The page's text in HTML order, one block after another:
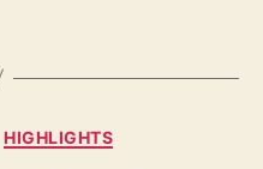
Kategorien
HIGHLIGHTS